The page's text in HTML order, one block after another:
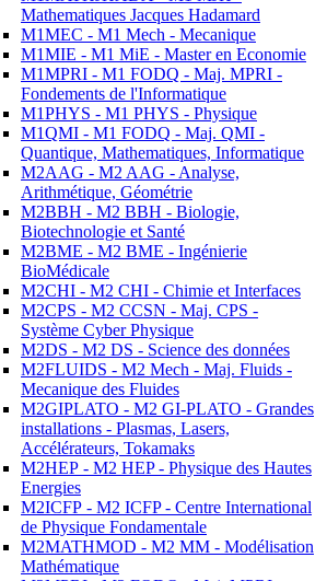
Mathematiques Jacques Hadamard
M1MEC - M1 Mech - Mecanique
M1MIE - M1 MiE - Master en Economie
M1MPRI - M1 FODQ - Maj. MPRI -
Fondements de l'Informatique
M1PHYS - M1 PHYS - Physique
M1QMI - M1 FODQ - Maj. QMI -
Quantique, Mathematiques, Informatique
M2AAG - M2 AAG - Analyse,
Arithmétique, Géométrie
M2BBH - M2 BBH - Biologie,
Biotechnologie et Santé
M2BME - M2 BME - Ingénierie
BioMédicale
M2CHI - M2 CHI - Chimie et Interfaces
M2CPS - M2 CCSN - Maj. CPS -
Système Cyber Physique
M2DS - M2 DS - Science des données
M2FLUIDS - M2 Mech - Maj. Fluids -
Mecanique des Fluides
M2GIPLATO - M2 GI-PLATO - Grandes
installations - Plasmas, Lasers,
Accélérateurs, Tokamaks
M2HEP - M2 HEP - Physique des Hautes
Energies
M2ICFP - M2 ICFP - Centre International
de Physique Fondamentale
M2MATHMOD - M2 MM - Modélisation
Mathématique